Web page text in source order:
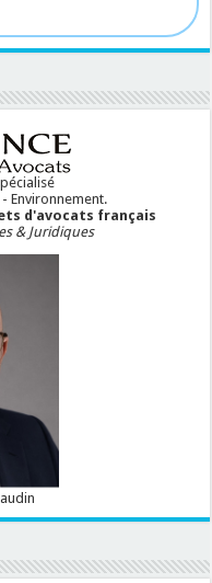
Environnement.
d'avocats français
& Juridiques